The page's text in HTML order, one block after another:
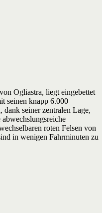
Ogliastra, liegt eingebettet
seinen knapp 6.000
seiner zentralen Lage,
roten Felsen von
in wenigen Fahrminuten zu